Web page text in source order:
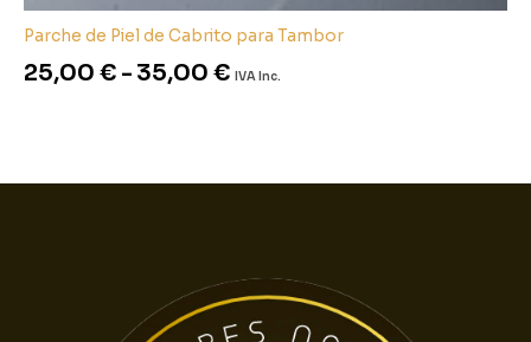
Parche de Piel de Cabrito para Tambor
25,00 € - 35,00 € IVA Inc.